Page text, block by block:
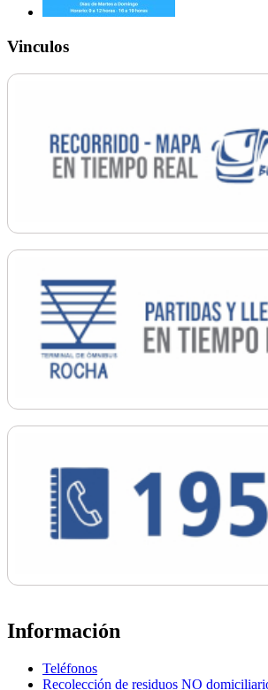
Vinculos
Información
Teléfonos
Recolección de residuos NO